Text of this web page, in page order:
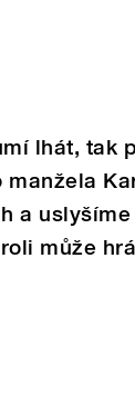
lhát, tak
a
může